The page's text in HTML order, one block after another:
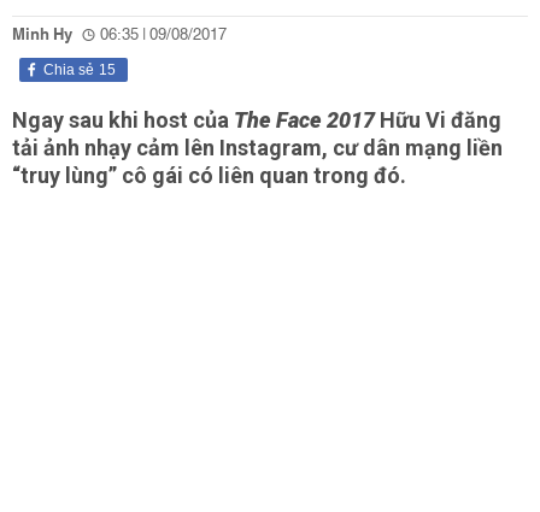
Minh Hy 06:35 | 09/08/2017
15
Chia sẻ
Ngay sau khi host của The Face 2017Hữu Vi đăng
tải ảnh nhạy cảm lên Instagram, cư dân mạng liền
“truy lùng” cô gái có liên quan trong đó.